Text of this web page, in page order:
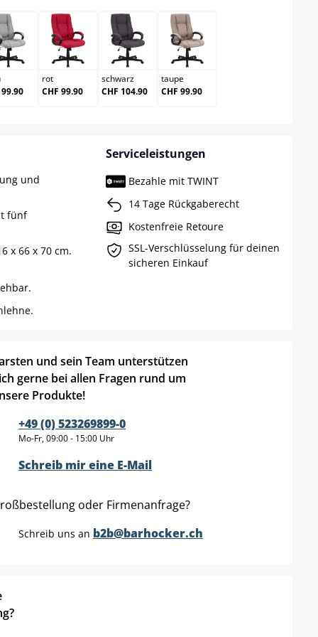
grau rot
rot
CHF 99.90
schwarz
schwarz
CHF 104.90
taupe
taupe
CHF 99.90
und
fünf
x 66 x 70 cm.
Serviceleistungen
Bezahle mit TWINT
14 Tage Rückgaberecht
Kostenfreie Retoure
SSL-Verschlüsselung für deinen
sicheren Einkauf
und sein Team unterstützen
gerne bei allen Fragen rund um
Produkte!
+49 (0) 523269899-0
Mo-Fr, 09:00 - 15:00 Uhr
Schreib mir eine E-Mail
oder Firmenanfrage?
Schreib uns an b2b@barhocker.ch